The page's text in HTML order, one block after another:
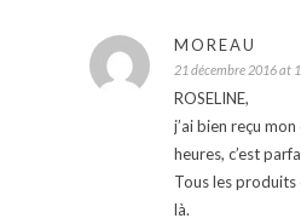
MOREAU
21 décembre 2016 at
ROSELINE,
j’ai bien reçu
heures, c’est
Tous les
là.